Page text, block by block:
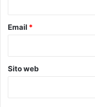
Email *
Sito web